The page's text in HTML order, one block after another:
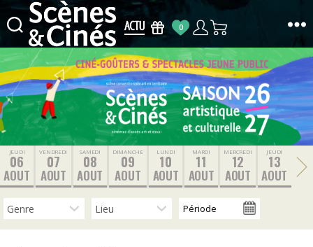
Scènes
&
Cinés
0
JEUDI
06
AOUT
VENDREDI
07
AOUT
SAMEDI
08
AOUT
DIMANCHE
09
AOUT
LUNDI
10
AOUT
MARDI
11
AOUT
MERCREDI
12
AOUT
JEUDI
13
AOUT